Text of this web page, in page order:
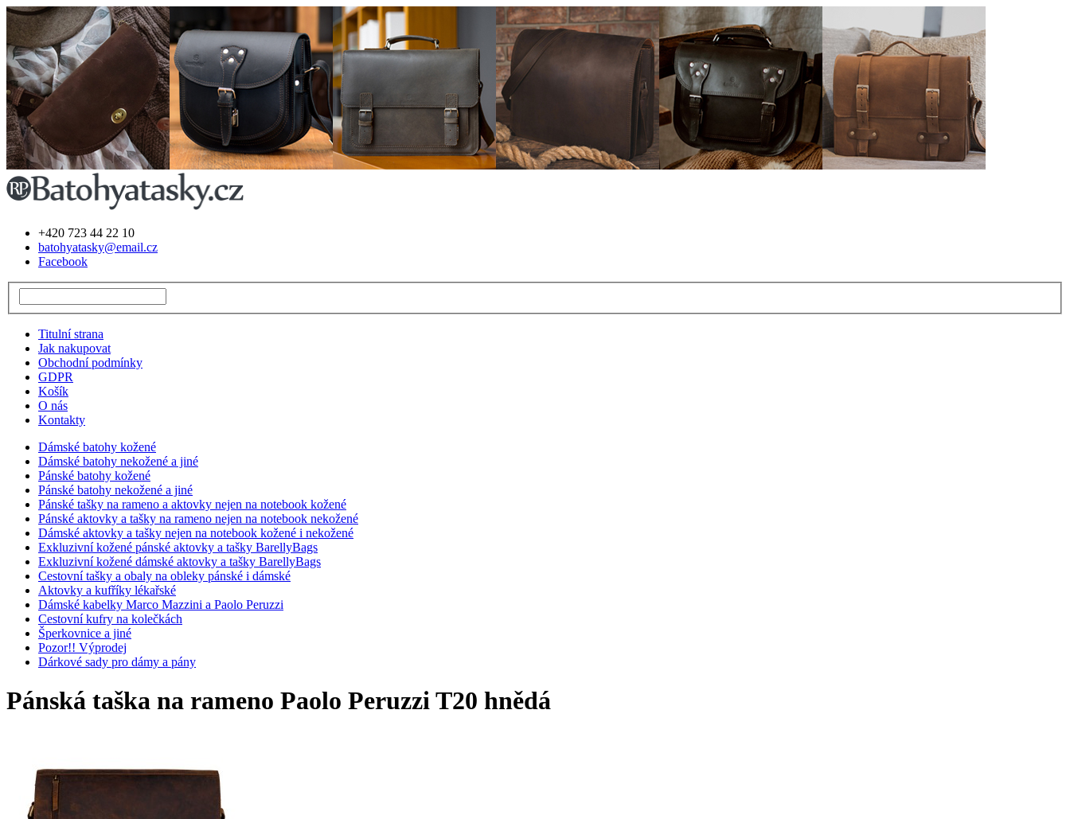
+420 723 44 22 10
batohyatasky@email.cz
Facebook
Titulní strana
Jak nakupovat
Obchodní podmínky
GDPR
Košík
O nás
Kontakty
Dámské batohy kožené
Dámské batohy nekožené a jiné
Pánské batohy kožené
Pánské batohy nekožené a jiné
Pánské tašky na rameno a aktovky nejen na notebook kožené
Pánské aktovky a tašky na rameno nejen na notebook nekožené
Dámské aktovky a tašky nejen na notebook kožené i nekožené
Exkluzivní kožené pánské aktovky a tašky BarellyBags
Exkluzivní kožené dámské aktovky a tašky BarellyBags
Cestovní tašky a obaly na obleky pánské i dámské
Aktovky a kufříky lékařské
Dámské kabelky Marco Mazzini a Paolo Peruzzi
Cestovní kufry na kolečkách
Šperkovnice a jiné
Pozor!! Výprodej
Dárkové sady pro dámy a pány
Pánská taška na rameno Paolo Peruzzi T20 hnědá